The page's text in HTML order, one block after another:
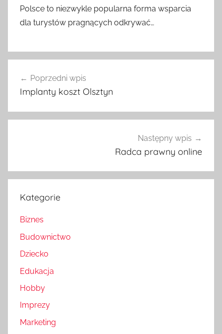
Polsce to niezwykle popularna forma wsparcia
dla turystów pragnących odkrywać…
wpisu
Poprzedni wpis
Implanty koszt Olsztyn
Następny wpis
Radca prawny online
Kategorie
Biznes
Budownictwo
Dziecko
Edukacja
Hobby
Imprezy
Marketing